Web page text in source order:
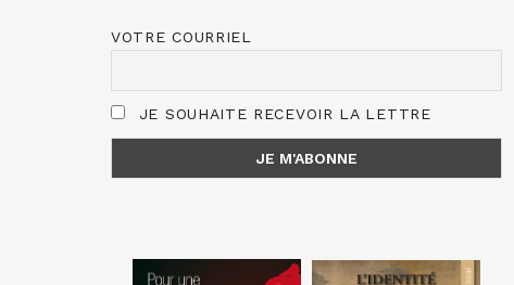
VOTRE COURRIEL
JE SOUHAITE RECEVOIR LA LETTRE